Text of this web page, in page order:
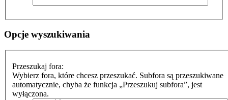
Opcje wyszukiwania
Przeszukaj fora:
Wybierz fora, które chcesz przeszukać. Subfora są przeszukiwane
automatycznie, chyba że funkcja „Przeszukuj subfora”, jest
wyłączona.